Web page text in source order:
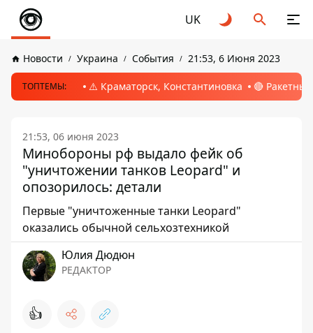
UK
Новости Украина События 21:53, 6 Июня 2023
ТОПТЕМЫ: ⚠️ Краматорск, Константиновка 🔴
21:53, 06 июня 2023
Минобороны рф выдало фейк об
"уничтожении танков Leopard" и
опозорилось: детали
Первые "уничтоженные танки Leopard"
оказались обычной сельхозтехникой
Юлия Дюдюн
РЕДАКТОР
👍